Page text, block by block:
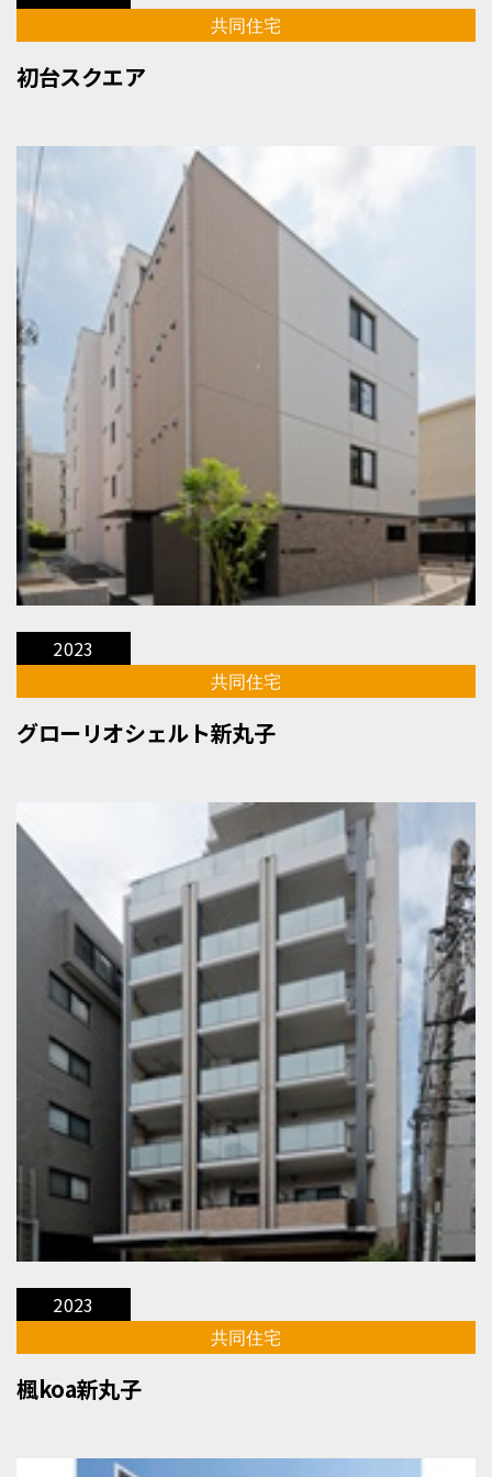
共同住宅
初台スクエア
2023
共同住宅
グローリオシェルト新丸子
2023
共同住宅
楓koa新丸子